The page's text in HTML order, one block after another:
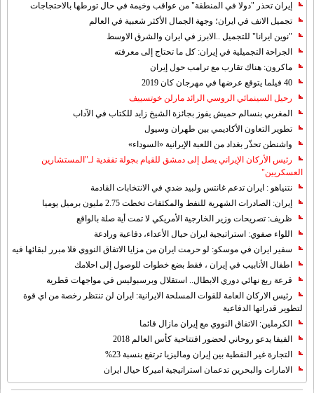
إيران تحذر "دولا في المنطقة" من عواقب وخيمة في حال تورطها بالاحتجاجات
تجميل الانف في ايران؛ وجهة الجمال الأكثر شعبية في العالم
"نوين ايرانا" للتجميل ..الابرز في ايران والشرق الاوسط
الجراحة التجميلية في إيران: كل ما تحتاج إلى معرفته
ماكرون: هناك تقارب مع ترامب حول إيران
40 فيلما يتوقع عرضها في مهرجان كان 2019
رحيل السينمائي الروسي الرائد مارلن خوتسييف
المغربي بنسالم حميش يفوز بجائزة الشيخ زايد للكتاب في الآداب
تطوير التعاون الأكاديمي بين طهران وسيول
واشنطن تحذّر بغداد من اللعبة الإيرانية «السوداء»
رئيس الأركان الإيراني يصل إلى دمشق للقيام بجولة تفقدية لـ"المستشارين
العسكريين"
نتنياهو : ايران تدعم غانتس ولبيد ضدي في الانتخابات القادمة
إيران: الصادرات الشهریة للنفط والمكثفات تخطت 2.75 مليون برميل يوميا
ظريف: تصريحات وزير الخارجية الأمريكي لا تمت أية صلة بالواقع
اللواء صفوي: استراتيجية ايران حيال الأعداء، دفاعية ورادعة
سفير ايران في موسكو: لو حرمت ايران من مزايا الاتفاق النووي فلا مبرر لبقائها فيه
اطفال الأنابيب في إيران ، فقط بضع خطوات للوصول إلى احلامك
قرعة ربع نهائي دوري الابطال.. استقلال وبرسبوليس في مواجهات قطرية
رئيس الاركان العامة للقوات المسلحة الايرانية: ايران لن تنتظر رخصة من اي قوة
لتطوير قدراتها الدفاعية
الكرملين: الاتفاق النووي مع إيران مازال قائما
الفيفا يدعو روحاني لحضور افتتاحية كأس العالم 2018
التجارة غیر النفطیة بین إیران ومالیزیا ترتفع بنسبة 23%
الامارات والبحرين تدعمان استراتيجية اميركا حيال ايران